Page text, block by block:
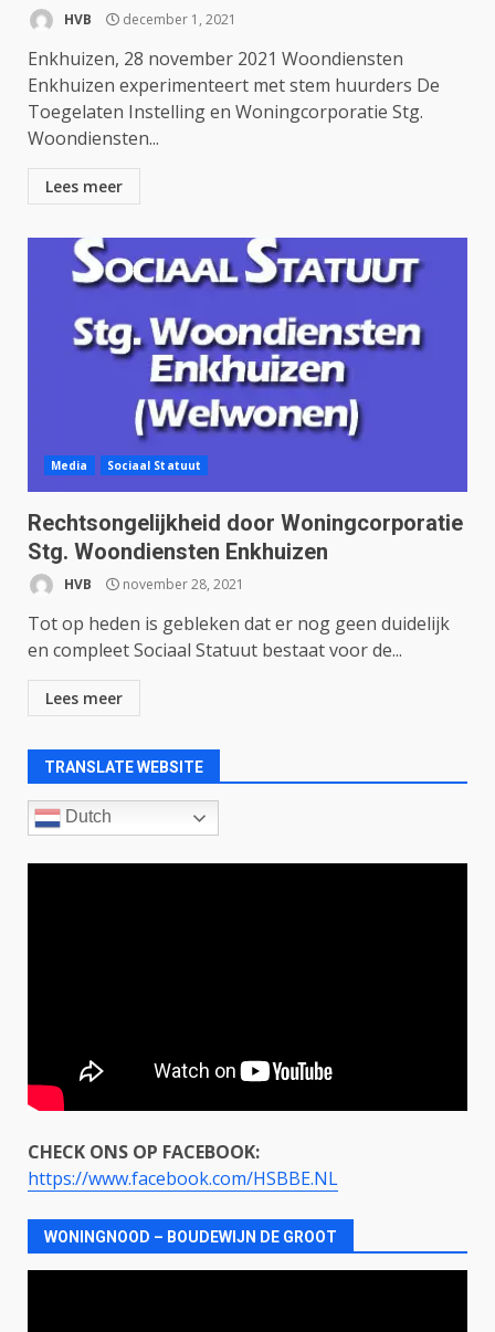
HVB december 1, 2021
Enkhuizen, 28 november 2021 Woondiensten
Enkhuizen experimenteert met stem huurders De
Toegelaten Instelling en Woningcorporatie Stg.
Woondiensten...
Lees meer
Media Sociaal Statuut
Rechtsongelijkheid door Woningcorporatie
Stg. Woondiensten Enkhuizen
HVB november 28, 2021
Tot op heden is gebleken dat er nog geen duidelijk
en compleet Sociaal Statuut bestaat voor de...
Lees meer
TRANSLATE WEBSITE
Dutch
CHECK ONS OP FACEBOOK:
https://www.facebook.com/HSBBE.NL
WONINGNOOD – BOUDEWIJN DE GROOT